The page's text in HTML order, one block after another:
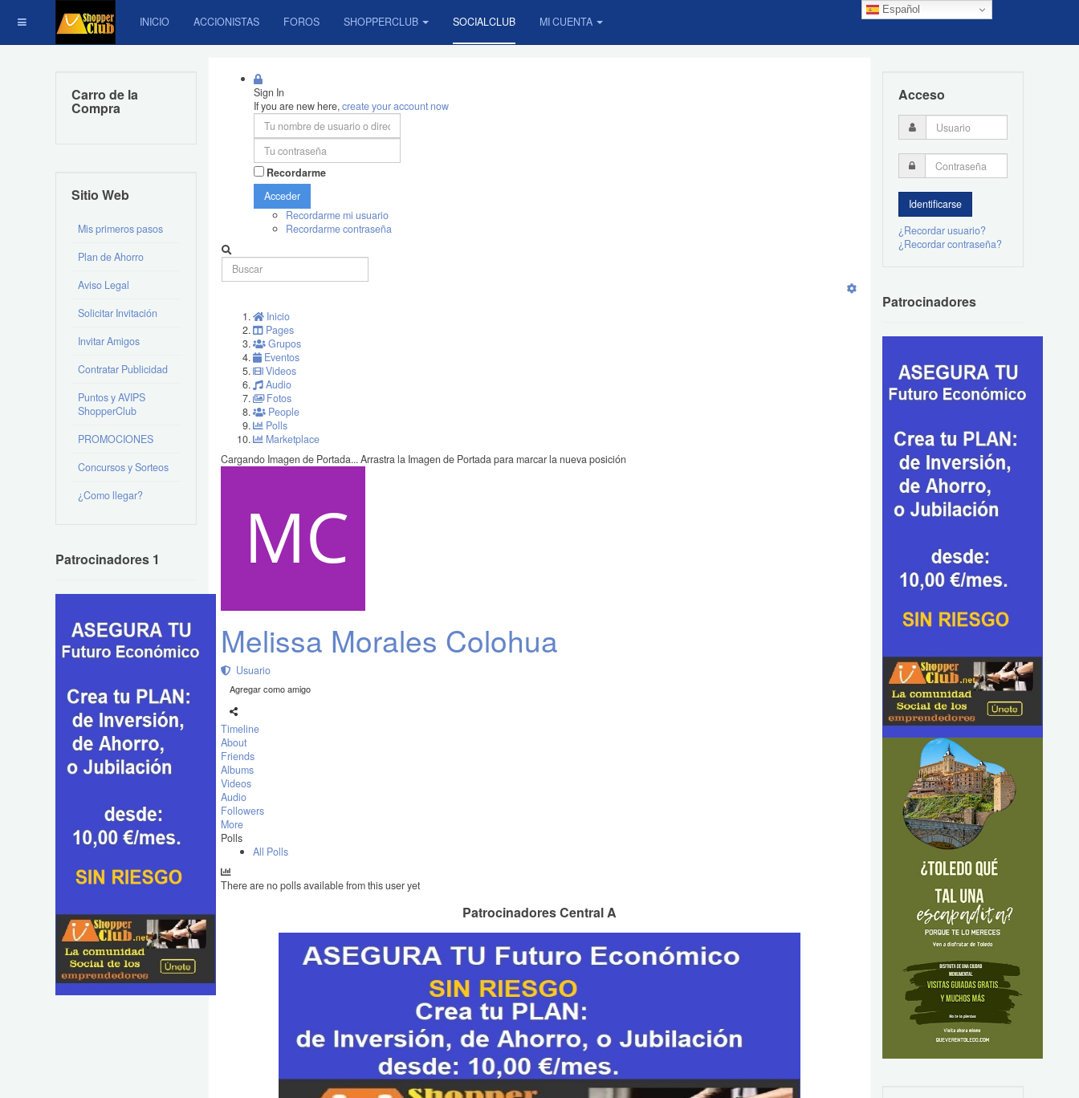
Español
INICIO ACCIONISTAS FOROS SHOPPERCLUB SOCIALCLUB MI CUENTA
Sign In
If you are new here,create your account now
Recordarme
Acceder
Recordarme mi usuario
Recordarme contraseña
Inicio
Pages
Grupos
Eventos
Videos
Audio
Fotos
People
Polls
Marketplace
Cargando Imagen de Portada...Arrastra la Imagen de Portada para marcar la nueva posición
Melissa Morales Colohua
Usuario
Agregar como amigo
Timeline
About
Friends
Albums
Videos
Audio
Followers
More
Polls
All Polls
There are no polls available from this user yet
Patrocinadores Central A
Carro de la
Compra
Sitio Web
Mis primeros pasos
Plan de Ahorro
Aviso Legal
Solicitar Invitación
Invitar Amigos
Contratar Publicidad
Puntos y AVIPS
ShopperClub
PROMOCIONES
Concursos y Sorteos
¿Como llegar?
Patrocinadores 1
Acceso
¿Recordar usuario?
¿Recordar contraseña?
Patrocinadores